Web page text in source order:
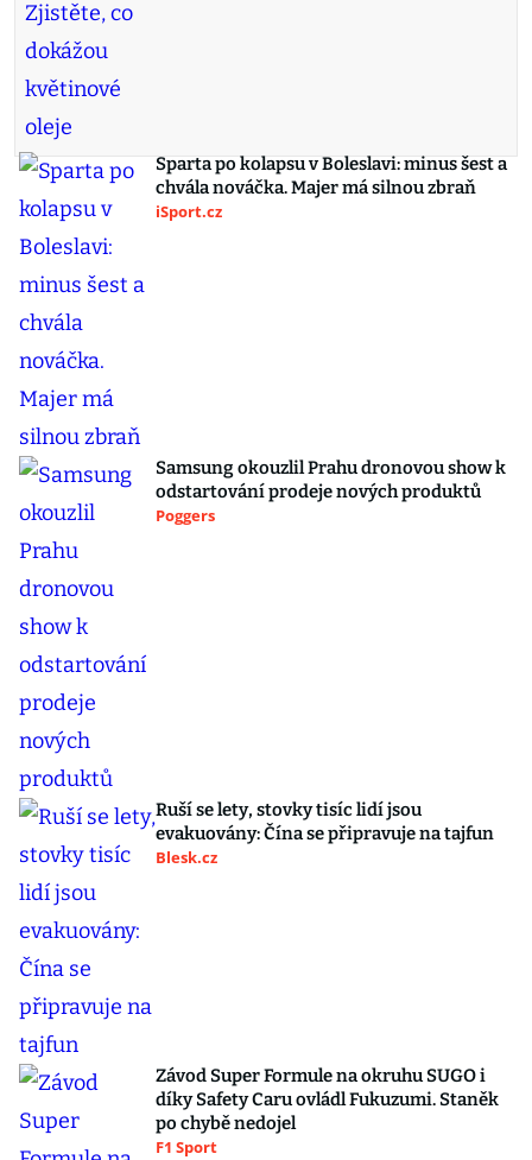
Sparta po kolapsu v Boleslavi: minus šest a
chvála nováčka. Majer má silnou zbraň
iSport.cz
Samsung okouzlil Prahu dronovou show k
odstartování prodeje nových produktů
Poggers
Ruší se lety, stovky tisíc lidí jsou
evakuovány: Čína se připravuje na tajfun
Blesk.cz
Závod Super Formule na okruhu SUGO i
díky Safety Caru ovládl Fukuzumi. Staněk
po chybě nedojel
F1 Sport